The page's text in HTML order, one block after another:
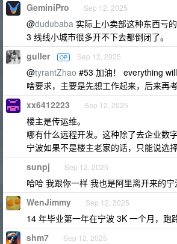
GeminiPro Sep 12, 2025
@dudubaba 实际上小卖部这种东西亏
3 线线小城市很多开不下去都倒闭了。
guller OP Sep 12, 2025
@tyrantZhao #53 加油！ everything
啥要求，主要是先想工作起来，后来再
xx6412223 Sep 12, 2025
楼主是传运维。
哪有什么远程开发。这种除了去企业数
宁波如果不是楼主老家的话，只能说选
sunpj Sep 12, 2025
哈哈 我跟你一样 我也是阿里离开来的
WenJimmy Sep 12, 2025
14 年毕业第一年在宁波 3K 一个月，跑
shm7 Sep 12, 2025